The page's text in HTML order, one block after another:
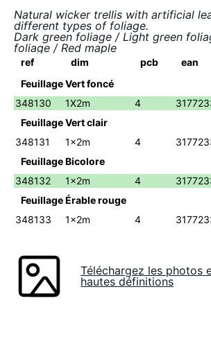
Natural wicker trellis with artificial
different types of foliage.
Dark green foliage / Light green
foliage / Red maple
ref dim pcb
ean
Feuillage Vert foncé
348130
1X2m 4
Feuillage Vert clair
348131
1x2m 4
Feuillage Bicolore
348132
1x2m 4
Feuillage Érable rouge
348133
1x2m 4
Téléchargez les photos
hautes définitions